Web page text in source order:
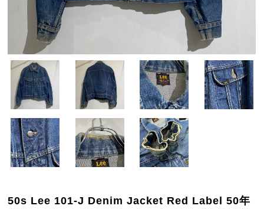
50s Lee 101-J Denim Jacket Red Label 50年